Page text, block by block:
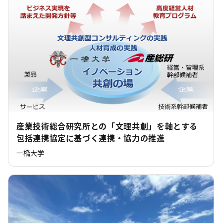
産業技術総合研究所との「文理共創」を軸とする
包括連携協定に基づく連携・協力の推進
一橋大学